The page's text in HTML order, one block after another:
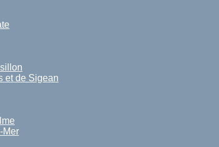
et de Sigean
Mer